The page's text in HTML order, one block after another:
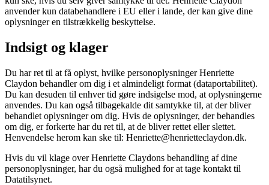
anvender kun databehandlere i EU eller i lande, der kan give dine
oplysninger en tilstrækkelig beskyttelse.
Indsigt og klager
Du har ret til at få oplyst, hvilke personoplysninger Henriette
Claydon behandler om dig i et almindeligt format (dataportabilitet).
Du kan desuden til enhver tid gøre indsigelse mod, at oplysningerne
anvendes. Du kan også tilbagekalde dit samtykke til, at der bliver
behandlet oplysninger om dig. Hvis de oplysninger, der behandles
om dig, er forkerte har du ret til, at de bliver rettet eller slettet.
Henvendelse herom kan ske til: Henriette@henrietteclaydon.dk.
Hvis du vil klage over Henriette Claydons behandling af dine
personoplysninger, har du også mulighed for at tage kontakt til
Datatilsynet.